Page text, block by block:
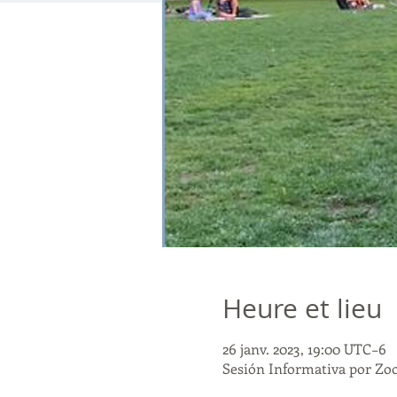
Heure et lieu
26 janv. 2023, 19:00 UTC−6
Sesión Informativa por